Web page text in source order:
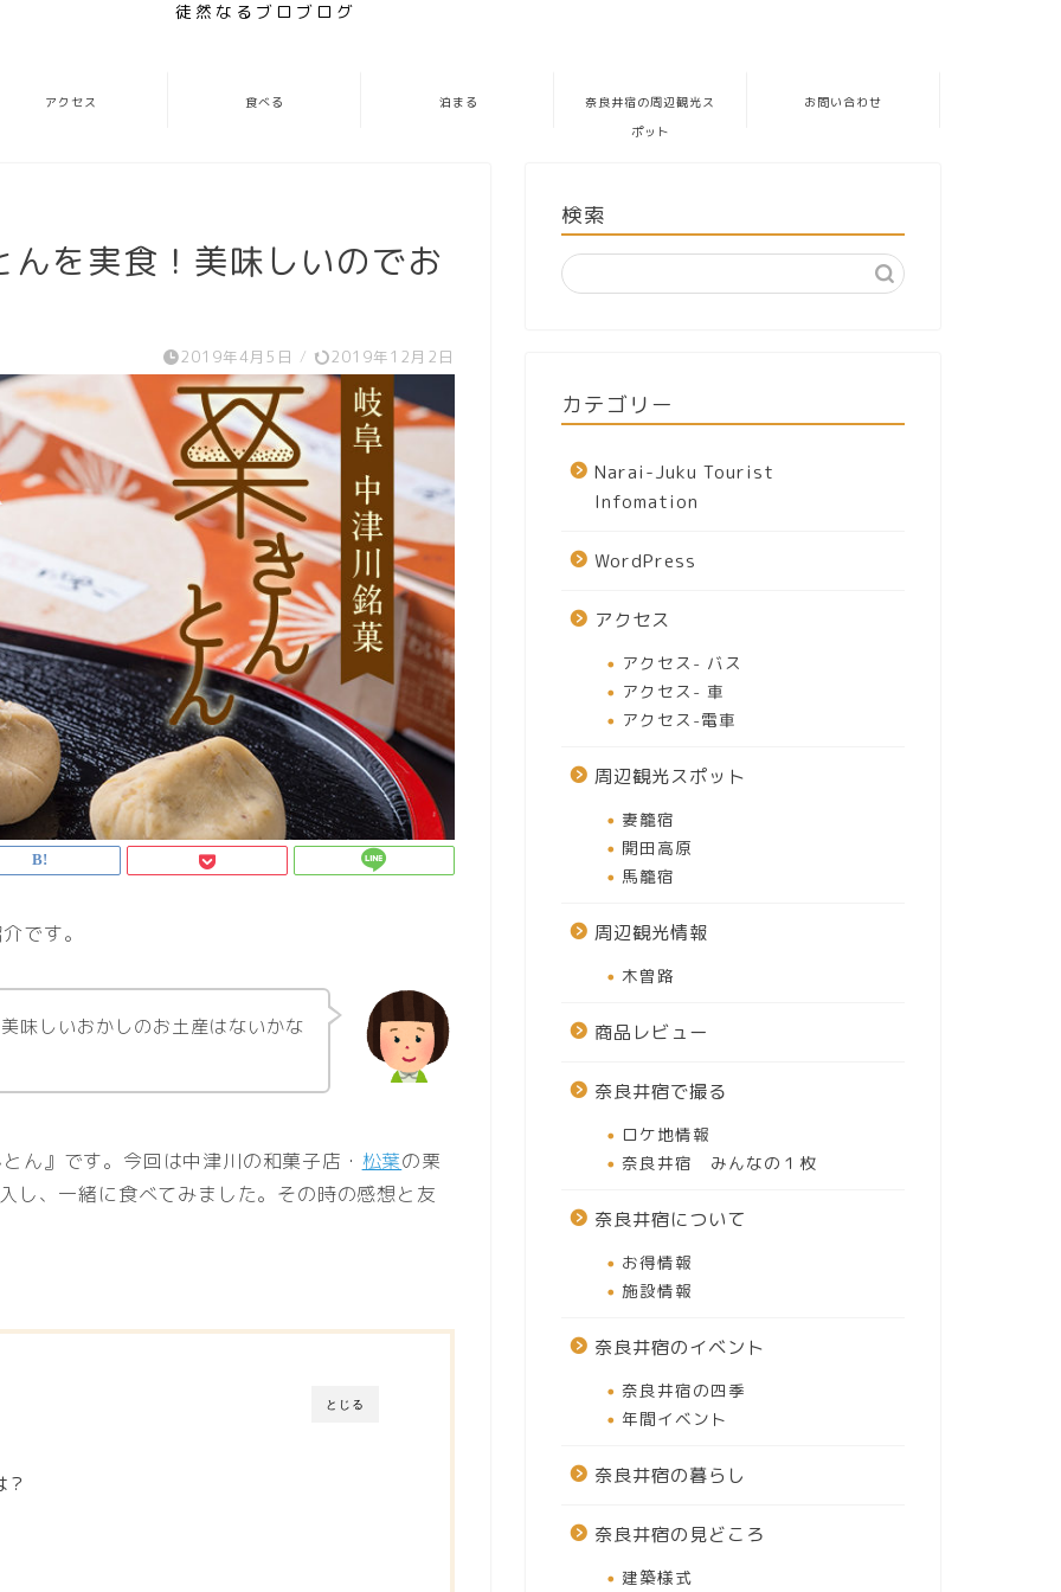
徒然なるブロブログ
アクセス 食べる 泊まる
奈良井宿の周辺観光ス
ポット
お問い合わせ
を実食！美味しいのでお
2019年4月5日 / 2019年12月2日
です。
味しいおかしのお土産はないかな
ん』です。今回は中津川の和菓子店・ 松葉の栗
し、一緒に食べてみました。その時の感想と友
とじる
検索
カテゴリー
Narai-Juku Tourist
Infomation
WordPress
アクセス
アクセス- バス
アクセス- 車
アクセス-電車
周辺観光スポット
妻籠宿
開田高原
馬籠宿
周辺観光情報
木曽路
商品レビュー
奈良井宿で撮る
ロケ地情報
奈良井宿 みんなの１枚
奈良井宿について
お得情報
施設情報
奈良井宿のイベント
奈良井宿の四季
年間イベント
奈良井宿の暮らし
奈良井宿の見どころ
建築様式